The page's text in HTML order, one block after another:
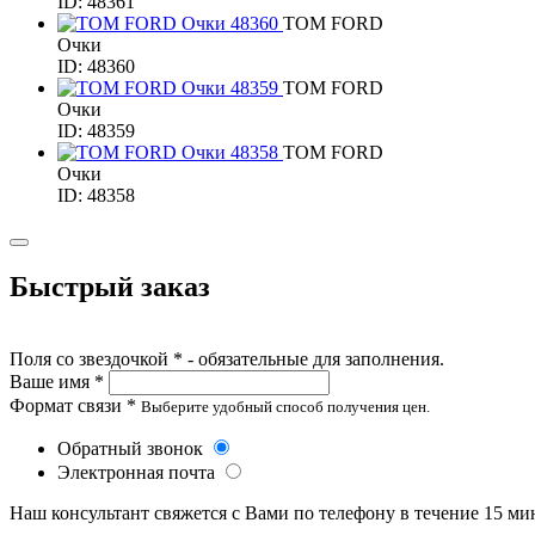
TOM FORD
Очки
ID: 48360
TOM FORD
Очки
ID: 48359
TOM FORD
Очки
ID: 48358
Быстрый заказ
Поля со звездочкой * - обязательные для заполнения.
Ваше имя *
Формат связи * Выберите удобный способ получения цен.
Обратный звонок
Электронная почта
Наш консультант свяжется с Вами по телефону в течение 15